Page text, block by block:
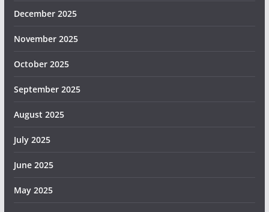
December 2025
November 2025
October 2025
September 2025
August 2025
July 2025
June 2025
May 2025